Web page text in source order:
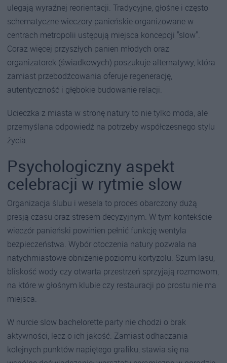
ulegają wyraźnej reorientacji. Tradycyjne, głośne i często
schematyczne wieczory panieńskie organizowane w
centrach metropolii ustępują miejsca koncepcji "slow".
Coraz więcej przyszłych panien młodych oraz
organizatorek (świadkowych) poszukuje alternatywy, która
zamiast przebodźcowania oferuje regenerację,
autentyczność i głębokie budowanie relacji.
Ucieczka z miasta w stronę natury to nie tylko moda, ale
przemyślana odpowiedź na potrzeby współczesnego stylu
życia.
Psychologiczny aspekt
celebracji w rytmie slow
Organizacja ślubu i wesela to proces obarczony dużą
presją czasu oraz stresem decyzyjnym. W tym kontekście
wieczór panieński powinien pełnić funkcję wentyla
bezpieczeństwa. Wybór otoczenia natury pozwala na
natychmiastowe obniżenie poziomu kortyzolu. Szum lasu,
bliskość wody czy otwarta przestrzeń sprzyjają rozmowom,
na które w głośnym klubie czy restauracji po prostu nie ma
miejsca.
W nurcie slow bachelorette party nie chodzi o brak
aktywności, lecz o ich jakość. Zamiast odhaczania
kolejnych punktów napiętego grafiku, stawia się na